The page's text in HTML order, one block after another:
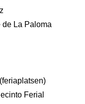
de La Paloma
Ferial